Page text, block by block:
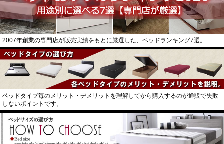
2007年創業の専門店が販売実績をもとに厳選した、ベッドランキング7選。
ベッドタイプ毎のメリット・デメリットを理解してから購入するのが通販で失敗
しないポイントです。